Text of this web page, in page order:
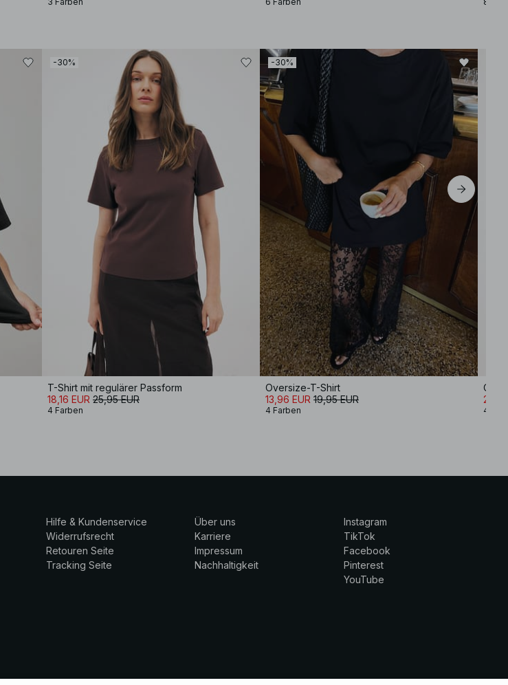
-30%
T-Shirt mit regulärer Passform
18,16 EUR 25,95 EUR
4 Farben
-30%
Oversize-T-Shirt
13,96 EUR 19,95 EUR
4 Farben 4
Hilfe & Kundenservice
Widerrufsrecht
Retouren Seite
Tracking Seite
Über uns
Karriere
Impressum
Nachhaltigkeit
Instagram
TikTok
Facebook
Pinterest
YouTube